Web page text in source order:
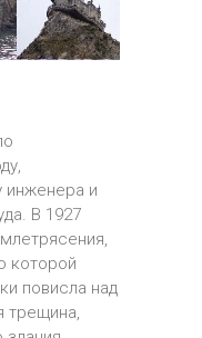
инженера и
В 1927
которой
повисла над
трещина,